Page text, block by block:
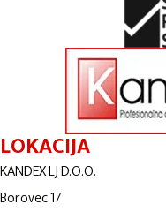
LOKACIJA
KANDEX LJ D.O.O.
Borovec 17